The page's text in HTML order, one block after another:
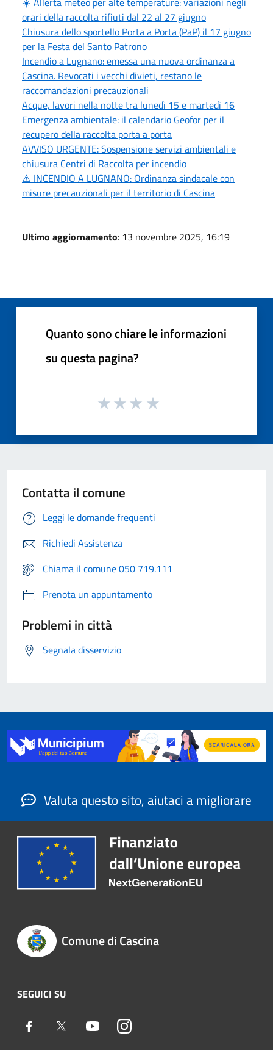
orari della raccolta rifiuti dal 22 al 27 giugno
Chiusura dello sportello Porta a Porta (PaP) il 17 giugno
per la Festa del Santo Patrono
Incendio a Lugnano: emessa una nuova ordinanza a
Cascina. Revocati i vecchi divieti, restano le
raccomandazioni precauzionali
Acque, lavori nella notte tra lunedì 15 e martedì 16
Emergenza ambientale: il calendario Geofor per il
recupero della raccolta porta a porta
AVVISO URGENTE: Sospensione servizi ambientali e
chiusura Centri di Raccolta per incendio
⚠️ INCENDIO A LUGNANO: Ordinanza sindacale con
misure precauzionali per il territorio di Cascina
Ultimo aggiornamento: 13 novembre 2025, 16:19
Quanto sono chiare le informazioni
su questa pagina?
Contatta il comune
Leggi le domande frequenti
Richiedi Assistenza
Chiama il comune 050 719.111
Prenota un appuntamento
Problemi in città
Segnala disservizio
Valuta questo sito, aiutaci a migliorare
Comune di Cascina
SEGUICI SU
Facebook Twitter YoutubeInstagram